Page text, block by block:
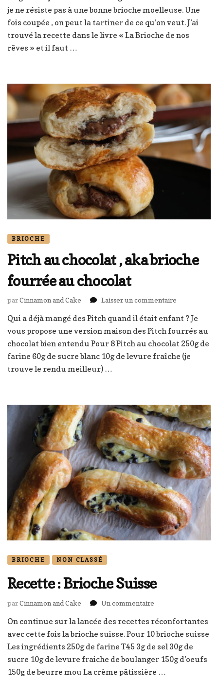
fluffy
super
moelleuse
je ne résiste pas à une bonne brioche moelleuse. Une
fois coupée , on peut la tartiner de ce qu’on veut. J’ai
trouvé la recette dans le livre « La Brioche de nos
rêves » et il faut …
BRIOCHE
Pitch au chocolat , aka brioche
fourrée au chocolat
parCinnamon and Cake Laisser un commentaire
au
chocolat
,
aka
brioche
Qui a déjà mangé des Pitch quand il était enfant ? Je
vous propose une version maison des Pitch fourrés au
chocolat bien entendu Pour 8 Pitch au chocolat 250g de
farine 60g de sucre blanc 10g de levure fraîche (je
trouve le rendu meilleur) …
BRIOCHE NON CLASSÉ
Recette : Brioche Suisse
parCinnamon and Cake Un commentaire
:
Brioche
Suisse
On continue sur la lancée des recettes réconfortantes
avec cette fois la brioche suisse. Pour 10 brioche suisse
Les ingrédients 250g de farine T45 3g de sel 30g de
sucre 10g de levure fraiche de boulanger 150g d’oeufs
150g de beurre mou La crème pâtissière …